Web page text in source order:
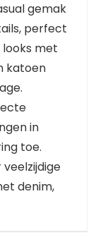
gemak
perfect
met
katoen
in
toe.
denim,